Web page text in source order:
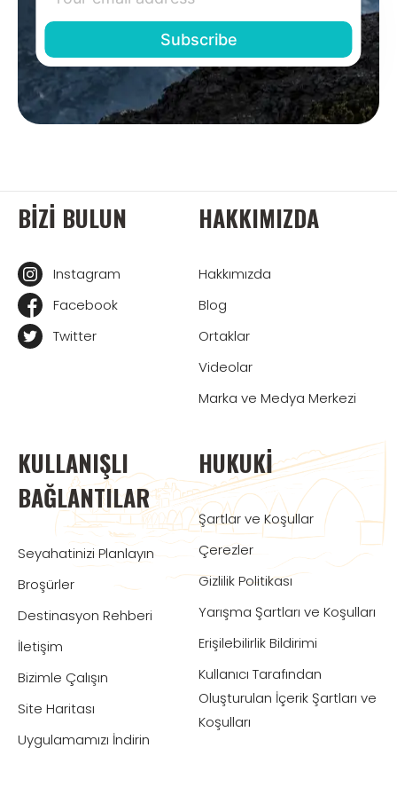
BIZI BULUN
Instagram
Facebook
Twitter
HAKKIMIZDA
Hakkımızda
Blog
Ortaklar
Videolar
Marka ve Medya Merkezi
KULLANIŞLI
BAĞLANTILAR
Seyahatinizi Planlayın
Broşürler
Destinasyon Rehberi
İletişim
Bizimle Çalışın
Site Haritası
Uygulamamızı İndirin
HUKUKI
Şartlar ve Koşullar
Çerezler
Gizlilik Politikası
Yarışma Şartları ve Koşulları
Erişilebilirlik Bildirimi
Kullanıcı Tarafından
Oluşturulan İçerik Şartları ve
Koşulları